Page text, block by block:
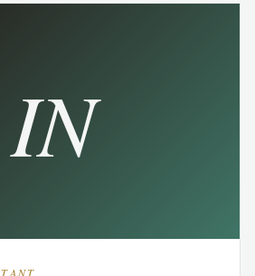
IN